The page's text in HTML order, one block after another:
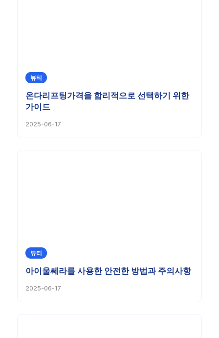
뷰티
온다리프팅가격을 합리적으로 선택하기 위한
가이드
2025-06-17
뷰티
아이울쎄라를 사용한 안전한 방법과 주의사항
2025-06-17